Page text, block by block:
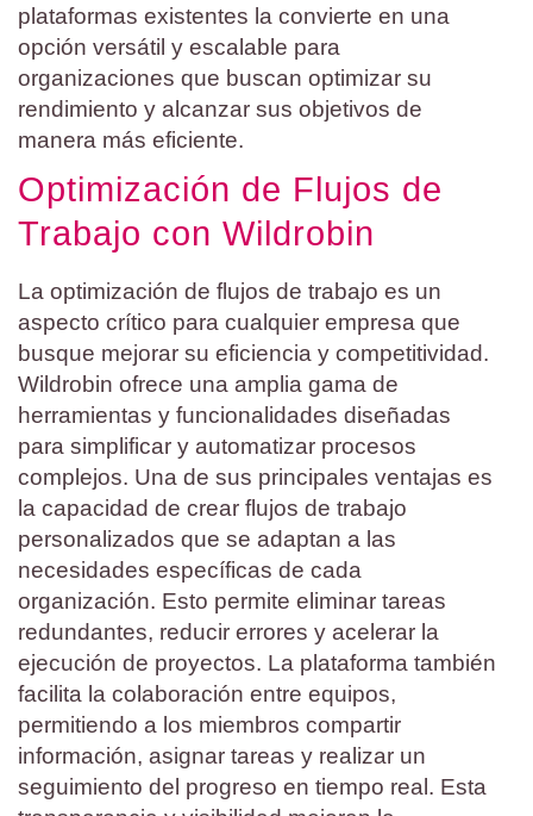
plataformas existentes la convierte en una
opción versátil y escalable para
organizaciones que buscan optimizar su
rendimiento y alcanzar sus objetivos de
manera más eficiente.
Optimización de Flujos de
Trabajo con Wildrobin
La optimización de flujos de trabajo es un
aspecto crítico para cualquier empresa que
busque mejorar su eficiencia y competitividad.
Wildrobin ofrece una amplia gama de
herramientas y funcionalidades diseñadas
para simplificar y automatizar procesos
complejos. Una de sus principales ventajas es
la capacidad de crear flujos de trabajo
personalizados que se adaptan a las
necesidades específicas de cada
organización. Esto permite eliminar tareas
redundantes, reducir errores y acelerar la
ejecución de proyectos. La plataforma también
facilita la colaboración entre equipos,
permitiendo a los miembros compartir
información, asignar tareas y realizar un
seguimiento del progreso en tiempo real. Esta